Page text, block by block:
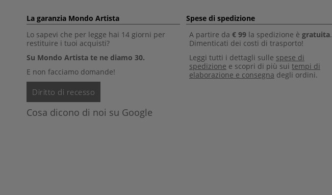
La garanzia Mondo Artista
Lo sapevi che per legge hai 14 giorni per
restituire i tuoi acquisti?
Su Mondo Artista te ne diamo 30.
E non facciamo domande!
Diritto di recesso
Cosa dicono di noi su Google
Spese di spedizione
A partire da € 99 la spedizione è gratuita.
Dimenticati dei costi di trasporto!
Leggi tutti i dettagli sulle spese di
spedizione e scopri di più sui tempi di
elaborazione e consegna degli ordini.